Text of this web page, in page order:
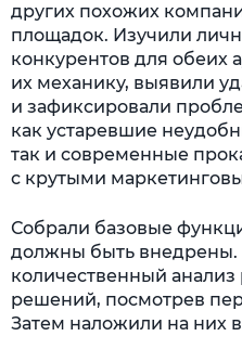
других похожих
площадок. Изучили
конкурентов для обеих
их механику, выявили
и зафиксировали
как устаревшие
так и современные
с крутыми
Собрали базовые
должны быть внедрены.
количественный
решений, посмотрев
Затем наложили на них